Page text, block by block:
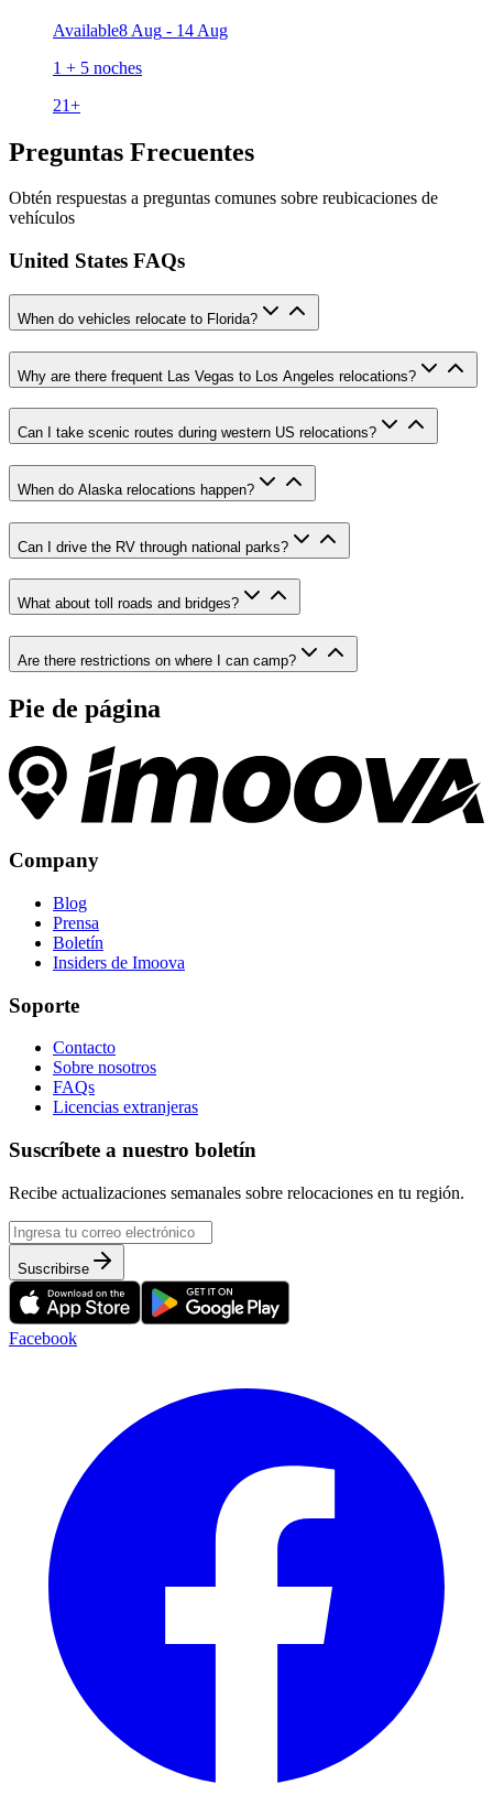
Available8 Aug - 14 Aug
1 + 5 noches
21+
Preguntas Frecuentes
Obtén respuestas a preguntas comunes sobre reubicaciones de
vehículos
United States FAQs
When do vehicles relocate to Florida?
Why are there frequent Las Vegas to Los Angeles relocations?
Can I take scenic routes during western US relocations?
When do Alaska relocations happen?
Can I drive the RV through national parks?
What about toll roads and bridges?
Are there restrictions on where I can camp?
Pie de página
Company
Blog
Prensa
Boletín
Insiders de Imoova
Soporte
Contacto
Sobre nosotros
FAQs
Licencias extranjeras
Suscríbete a nuestro boletín
Recibe actualizaciones semanales sobre relocaciones en tu región.
Suscribirse
Facebook